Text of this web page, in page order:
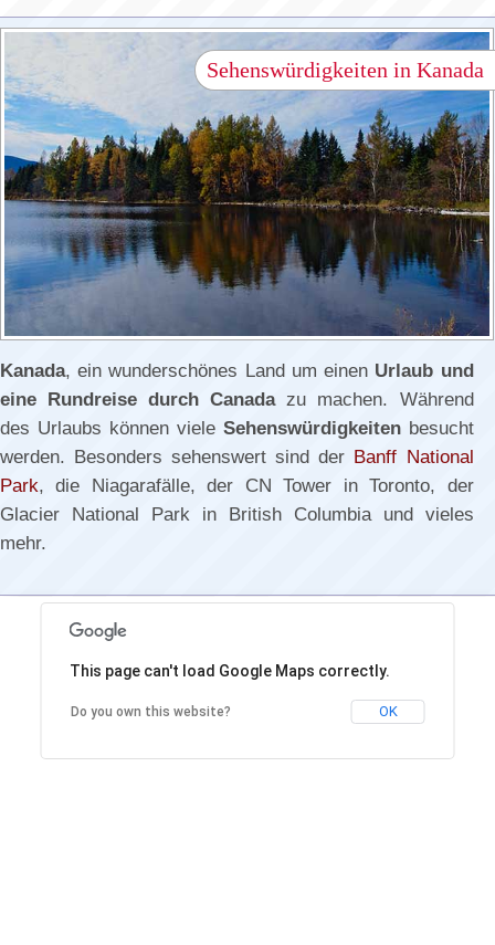
Kanada, ein wunderschönes Land um einen Urlaub und
eine Rundreise durch Canadazu machen. Während
des Urlaubs können viele Sehenswürdigkeitenbesucht
werden. Besonders sehenswert sind der Banff National
Park, die Niagarafälle, der CN Tower in Toronto, der
Glacier National Park in British Columbia und vieles
mehr.
Sehenswürdigkeiten in Kanada
This page can't load Google Maps correctly.
Do you own this website? OK